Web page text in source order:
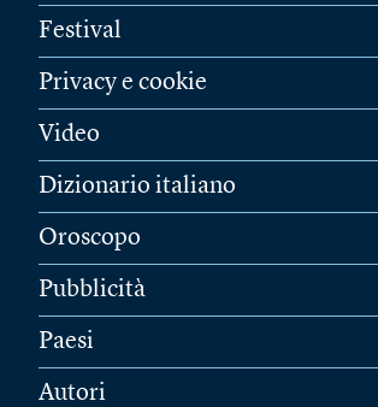
Festival
Privacy e cookie
Video
Dizionario italiano
Oroscopo
Pubblicità
Paesi
Autori